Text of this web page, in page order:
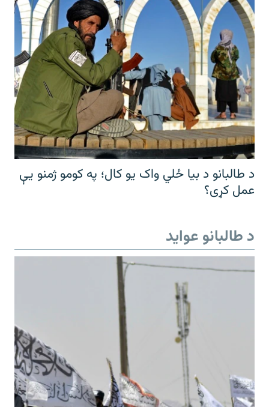
د طالبانو د بیا ځلي واک یو کال؛ په کومو ژمنو یې
عمل کړی؟
د طالبانو عواید